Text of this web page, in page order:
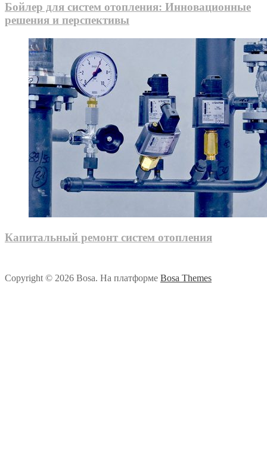
Бойлер для систем отопления: Инновационные
решения и перспективы
Капитальный ремонт систем отопления
Copyright © 2026 Bosa. На платформе Bosa Themes